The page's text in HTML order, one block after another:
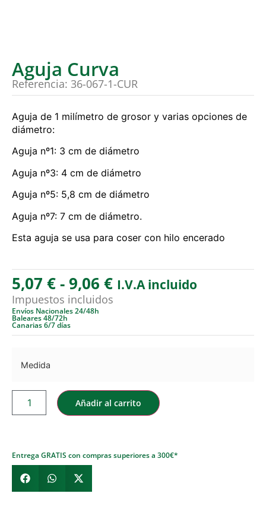
Aguja Curva
Referencia: 36-067-1-CUR
Aguja de 1 milímetro de grosor y varias opciones de
diámetro:
Aguja nº1: 3 cm de diámetro
Aguja nº3: 4 cm de diámetro
Aguja nº5: 5,8 cm de diámetro
Aguja nº7: 7 cm de diámetro.
Esta aguja se usa para coser con hilo encerado
5,07 €-9,06 € I.V.A incluido
Impuestos incluidos
Envíos Nacionales 24/48h
Baleares 48/72h
Canarias 6/7 días
Medida
Añadir al carrito
Entrega GRATIS con compras superiores a 300€*